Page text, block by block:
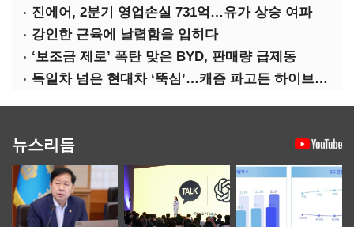
진에어, 2분기 영업손실 731억…유가 상승 여파
강인한 근육에 날렵함을 입히다
‘보조금 제로’ 폭탄 맞은 BYD, 판매량 급제동
독일차 넘은 현대차 ‘뚝심’…캐즘 파고든 하이브리드 역전극
뉴스리듬